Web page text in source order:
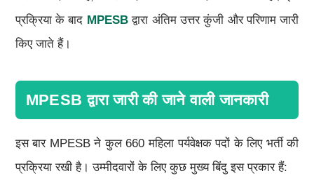
प्रक्रिया के बाद MPESBद्वारा अंतिम उत्तर कुंजी और परिणाम जारी
किए जाते हैं।
MPESB द्वारा जारी की जाने वाली जानकारी
इस बार MPESB ने कुल 660 महिला पर्यवेक्षक पदों के लिए भर्ती की
प्रक्रिया रखी है। उम्मीदवारों के लिए कुछ मुख्य बिंदु इस प्रकार हैं: